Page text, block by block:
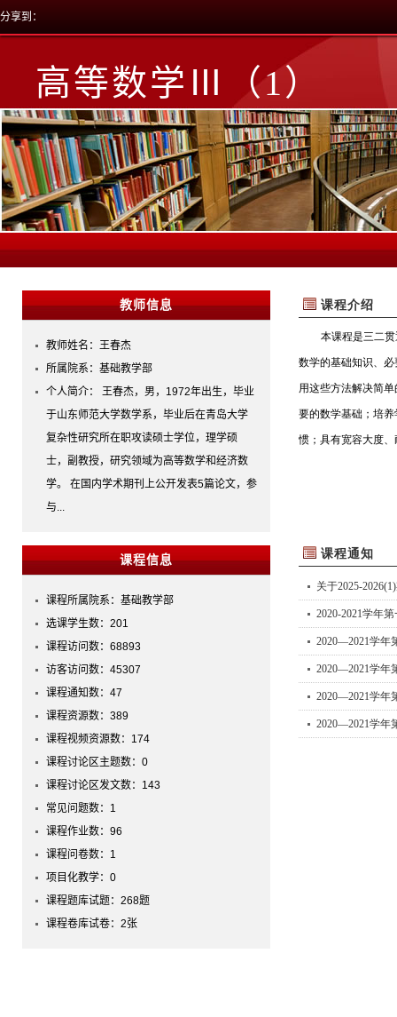
分享到：
高等数学Ⅲ（1）
教师信息
教师姓名：王春杰
所属院系：基础教学部
个人简介：王春杰，男，1972年出生，毕业
于山东师范大学数学系，毕业后在青岛大学
复杂性研究所在职攻读硕士学位，理学硕
士，副教授，研究领域为高等数学和经济数
学。在国内学术期刊上公开发表5篇论文，参
与...
课程信息
课程所属院系：基础教学部
选课学生数：201
课程访问数： 68893
访客访问数： 45307
课程通知数： 47
课程资源数： 389
课程视频资源数： 174
课程讨论区主题数： 0
课程讨论区发文数： 143
常见问题数： 1
课程作业数： 96
课程问卷数： 1
项目化教学： 0
课程题库试题： 268题
课程卷库试卷： 2张